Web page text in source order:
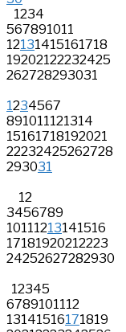
1234
567891011
12131415161718
19202122232425
262728293031
1234567
891011121314
15161718192021
22232425262728
293031
12
3456789
10111213141516
17181920212223
24252627282930
12345
6789101112
13141516171819